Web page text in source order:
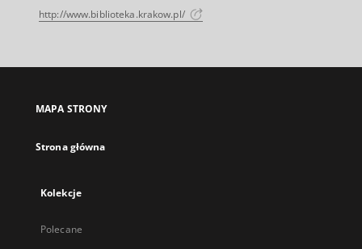
http://www.biblioteka.krakow.pl/
MAPA STRONY
Strona główna
Kolekcje
Polecane